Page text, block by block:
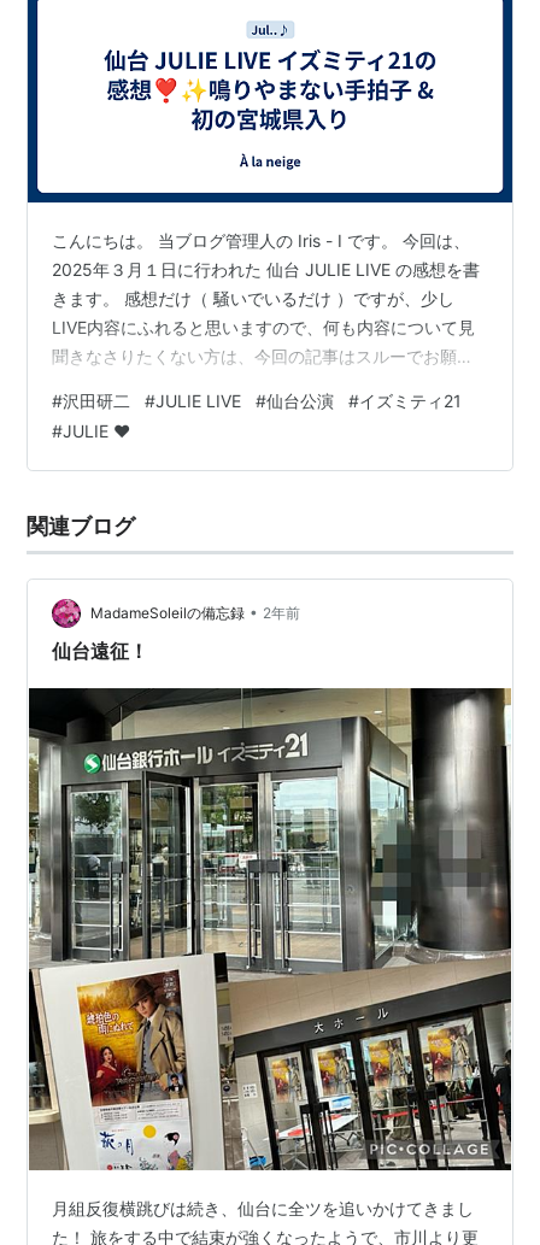
こんにちは。 当ブログ管理人の Iris - I です。 今回は、
2025年３月１日に行われた 仙台 JULIE LIVE の感想を書
きます。 感想だけ（ 騒いでいるだけ ）ですが、少し
LIVE内容にふれると思いますので、何も内容について見
聞きなさりたくない方は、今回の記事はスルーでお願い
入り 》 2025年３月１日の仙台 沢田研二 LIVE 2025 に参
加するため、初めて宮城県 仙台を訪れました。 仙台駅、
広いと聞いていましたが、とっても大きくて、いきなり
ださった右…
#沢田研二 #JULIE LIVE #仙台公演 #イズミティ21
#JULIE ❤️
関連ブログ
MadameSoleilの備忘録 • 2年前
仙台遠征！
月組反復横跳びは続き、仙台に全ツを追いかけてきまし
た！ 旅をする中で結束が強くなったようで、市川より更